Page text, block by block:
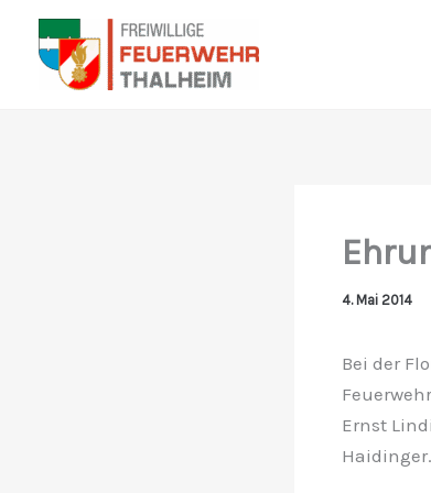
Zum
Inhalt
springen
4. Mai 2014
Bei der
Ernst
Haidinger.